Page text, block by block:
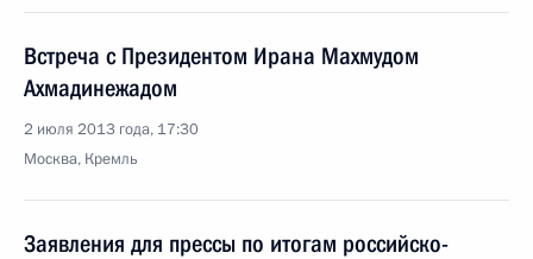
Встреча с Президентом Ирана Махмудом
Ахмадинежадом
2 июля 2013 года, 17:30
Москва, Кремль
Заявления для прессы по итогам российско-